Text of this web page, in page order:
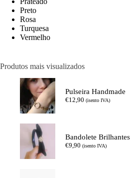
Preto
Rosa
Turquesa
Vermelho
Produtos mais visualizados
Pulseira Handmade
€12,90 (isento IVA)
Bandolete Brilhantes
€9,90 (isento IVA)